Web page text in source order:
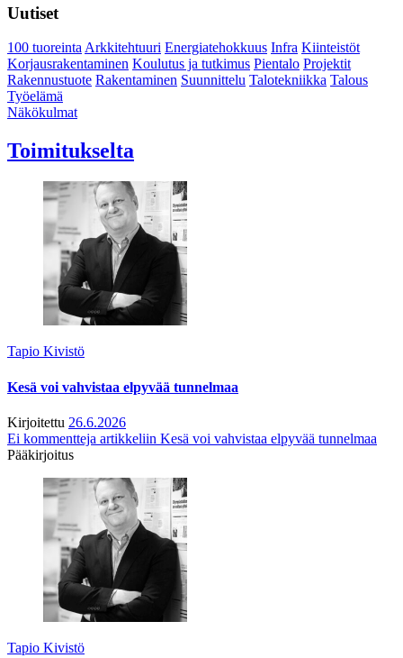
Uutiset
100 tuoreintaArkkitehtuuri Energiatehokkuus Infra Kiinteistöt
Korjausrakentaminen Koulutus ja tutkimus Pientalo Projektit
Rakennustuote Rakentaminen Suunnittelu Talotekniikka Talous
Työelämä
Näkökulmat
Toimitukselta
Tapio Kivistö
Kesä voi vahvistaa elpyvää tunnelmaa
Kirjoitettu 26.6.2026
Ei kommentteja artikkeliin Kesä voi vahvistaa elpyvää tunnelmaa
Pääkirjoitus
Tapio Kivistö